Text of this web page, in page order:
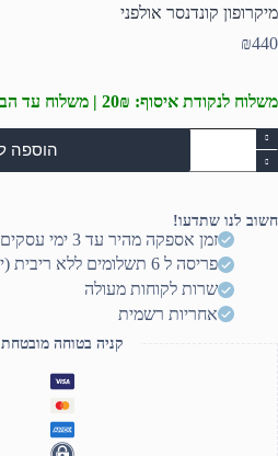
מיקרופון קונדנסר אולפני
₪440
משלוח לנקודת איסוף: 20₪ | משלוח עד הבית: 50₪
כמות
של
מיקרופון
הוספה
חשוב לנו שתדעו!
זמן אספקה מהיר עד 3 ימי עסקים
פריסה ל 6 תשלומים ללא ריבית (יותר? דברו איתנו)
שרות לקוחות מעולה
אחריות רשמית
קניה בטוחה מובטחת